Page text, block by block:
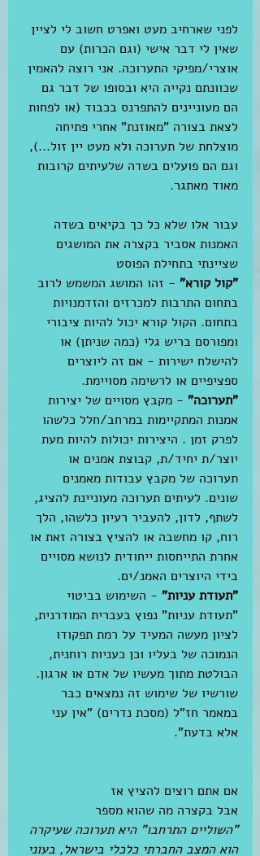
לפני שארחיב מעט ואפרט חשוב לי לציין
שאין לי דבר אישי (וגם הכרות) עם
אוצרי/מפיקי התערוכה. אני רוצה להאמין
שכוונתם נקייה היא ובסופו של דבר גם
הם מעוניינים להתפרנס בכבוד (או לפחות
לצאת בצורה "מאוזנת" אחרי פתיחה
מוצלחת של תערוכה ולא מעט יין זול...),
וגם הם פועלים בשדה שלעיתים קרובות
מאוד מאתגר.
עבור אלו שלא כל כך בקיאים בשדה
האמנות אסביר בקצרה את המושגים
שציינתי בתחילת הפוסט
"קול קורא" - זהו המושג המשמש לרוב
בתחום התרבות למכרזים והזדמנויות
בתחום. הקול קורא יכול להיות ציבורי
ומפורסם בריש גלי (כמה שניתן) או
להישלח ישירות - אם זה ליוצרים
ספציפיים או לרשימה מסויימת.
"תערוכה" - מקבץ מסויים של יצירות
אמנות המתקיימות במרחב/חלל כלשהו
לפרק זמן . היצירות יכולות להיות מעת
יוצר/ת יחיד/ת, קבוצת אמנים או
תערוכה של מקבץ עבודות מאמנים
שונים. לעיתים תערוכה מעוניינת להציג,
לשתף, לדון, להעביר רעיון כלשהו, הלך
רוח, קו מחשבה או להציץ בצורה זאת או
אחרת התייחסות ייחודית לנושא מסויים
בידי היוצרים האמנ/ים.
"תעודת עניות" - השימוש בביטוי
"תעודת עניות" נפוץ בעברית המודרנית,
לציון מעשה המעיד על רמת תפקודו
הנמוכה של בעליו וכן כעניות רוחנית,
הבולטת מתוך מעשיו של אדם או ארגון.
שורשיו של שימוש זה נמצאים כבר
במאמר חז"ל (מסכת נדרים) "אין עני
אלא בדעת".
אם אתם רוצים להציץ אז
אבל בקצרה מה שהוא מספר
"השוליים התרחבו" היא תערוכה שעיקרה
הוא המצב החברתי כלכלי בישראל, בעוני